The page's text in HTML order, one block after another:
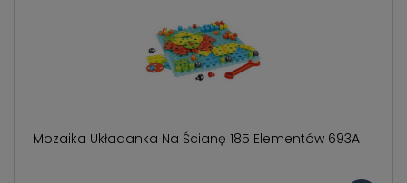
Mozaika Układanka Na Ścianę 185 Elementów 693A